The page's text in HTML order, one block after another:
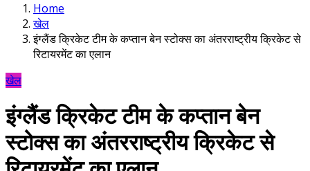
Home
खेल
इंग्लैंड क्रिकेट टीम के कप्तान बेन स्टोक्स का अंतरराष्ट्रीय क्रिकेट से
रिटायरमेंट का एलान
खेल
इंग्लैंड क्रिकेट टीम के कप्तान बेन
स्टोक्स का अंतरराष्ट्रीय क्रिकेट से